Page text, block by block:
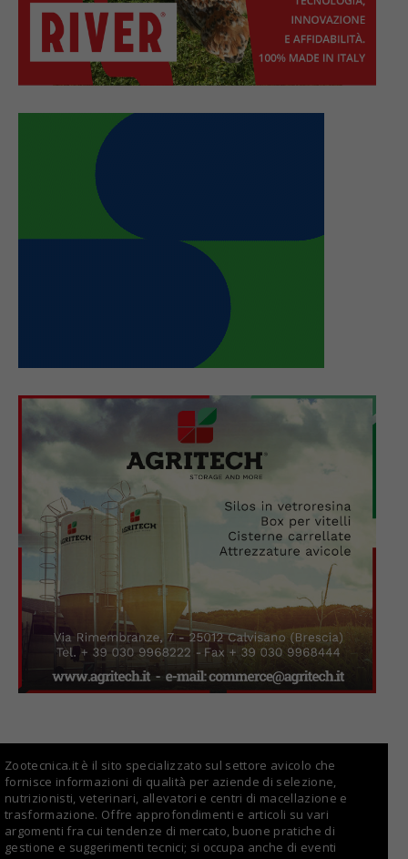
Zootecnica.it è il sito specializzato sul settore avicolo che
fornisce informazioni di qualità per aziende di selezione,
nutrizionisti, veterinari, allevatori e centri di macellazione e
trasformazione. Offre approfondimenti e articoli su vari
argomenti fra cui tendenze di mercato, buone pratiche di
gestione e suggerimenti tecnici; si occupa anche di eventi